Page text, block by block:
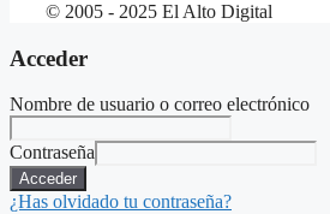
© 2005 - 2025 El Alto Digital
Acceder
Nombre de usuario o correo electrónico
Contraseña
Acceder
¿Has olvidado tu contraseña?